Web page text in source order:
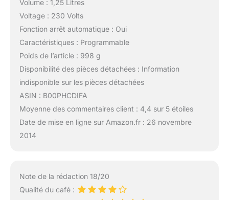
Volume : 1,25 Litres
Voltage : 230 Volts
Fonction arrêt automatique : Oui
Caractéristiques : Programmable
Poids de l’article : 998 g
Disponibilité des pièces détachées : Information
indisponible sur les pièces détachées
ASIN : B00PHCDIFA
Moyenne des commentaires client : 4,4 sur 5 étoiles
Date de mise en ligne sur Amazon.fr : 26 novembre
2014
Note de la rédaction 18/20
Qualité du café :